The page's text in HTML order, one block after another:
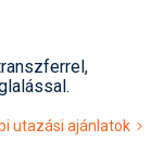
utazási ajánlatok